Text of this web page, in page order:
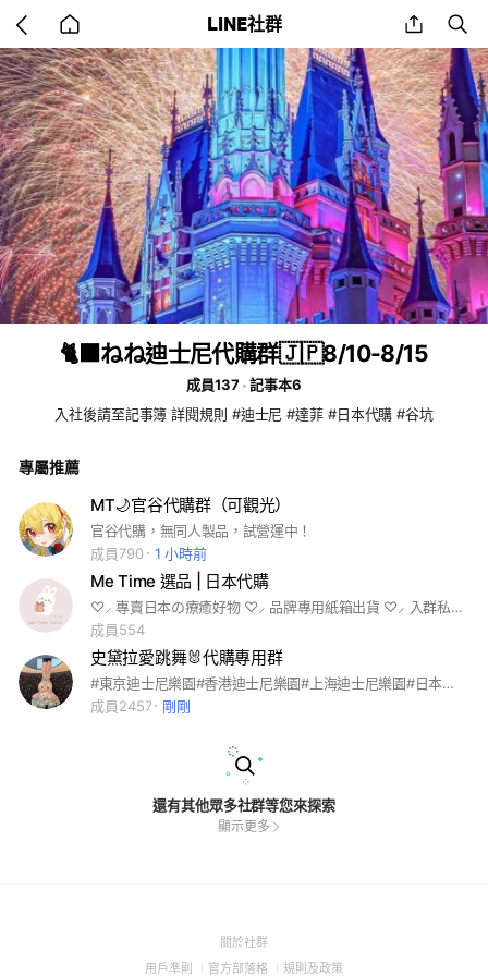
back
to
home
LINE社群 share
🐈‍⬛ねね迪士尼代購群🇯🇵8/10-8/15
成員137
記事本6
入社後請至記事簿 詳閱規則 #迪士尼 #達菲 #日本代購 #谷坑
專屬推薦
MT🌙官谷代購群（可觀光）
官谷代購，無同人製品，試營運中！
成員790
1 小時前
Me Time 選品 | 日本代購
♡⸝ 專賣日本の療癒好物 ♡⸝ 品牌專用紙箱出貨 ♡⸝ 入群私訊LINE官方🔍@362ipycm
成員554
史黛拉愛跳舞🐰代購專用群
#東京迪士尼樂園#香港迪士尼樂園#上海迪士尼樂園#日本代購#東京代購#米奇#米妮#達菲家族#達菲熊#雪莉玫#玲娜貝兒#史黛拉#迪士尼失心瘋
成員2457
剛剛
還有其他眾多社群等您來探索
顯示更多
關於社群(Open
用戶準則 (Open
官方部落格 (Open
規則及政策(Open